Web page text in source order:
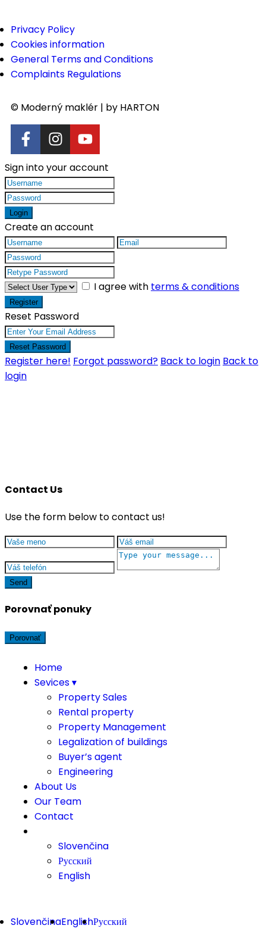
Privacy Policy
Cookies information
General Terms and Conditions
Complaints Regulations
© Moderný maklér | by HARTON
Sign into your account
Login
Create an account
I agree with terms & conditions
Register
Reset Password
Reset Password
Register here! Forgot password? Back to login Back to
login
Contact Us
Use the form below to contact us!
Send
Porovnať ponuky
Porovnať
Home
Sevices ▾
Property Sales
Rental property
Property Management
Legalization of buildings
Buyer’s agent
Engineering
About Us
Our Team
Contact
Slovenčina
Русский
English
SlovenčinaEnglishРусский